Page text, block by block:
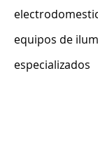
equipos de
especializados